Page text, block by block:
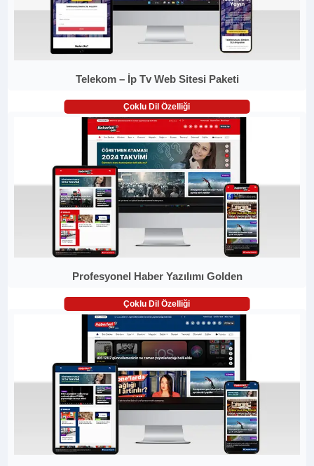
Telekom – İp Tv Web Sitesi Paketi
Çoklu Dil Özelliği
Profesyonel Haber Yazılımı Golden
Çoklu Dil Özelliği